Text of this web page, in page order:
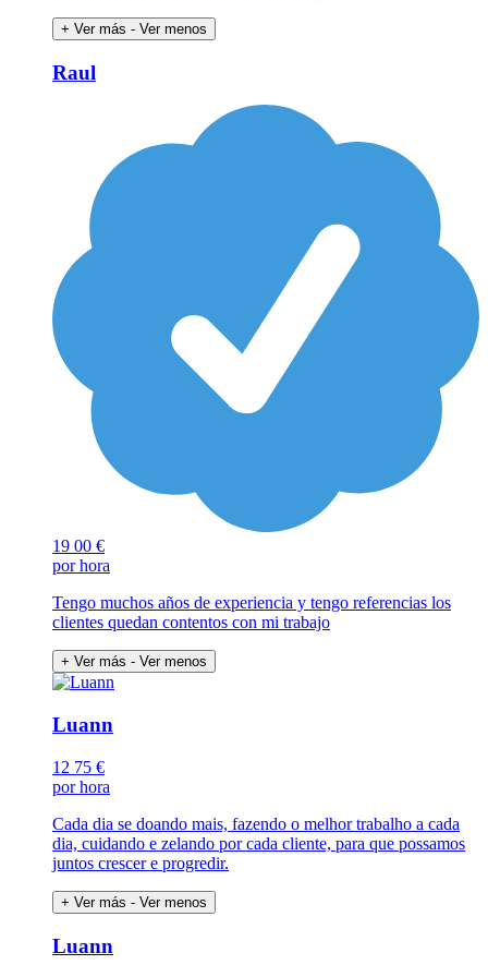
+ Ver más - Ver menos
Raul
19 00 €
por hora
Tengo muchos años de experiencia y tengo referencias los
clientes quedan contentos con mi trabajo
+ Ver más - Ver menos
Luann
12 75 €
por hora
Cada dia se doando mais, fazendo o melhor trabalho a cada
dia, cuidando e zelando por cada cliente, para que possamos
juntos crescer e progredir.
+ Ver más - Ver menos
Luann